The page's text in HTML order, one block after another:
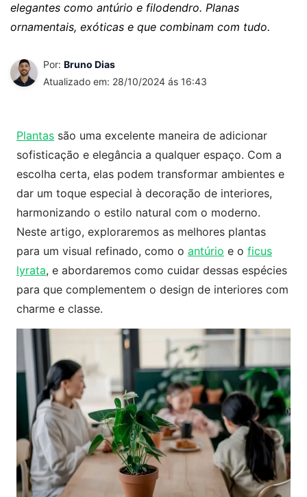
elegantes como antúrio e filodendro. Planas
ornamentais, exóticas e que combinam com tudo.
Por: Bruno Dias
Atualizado em: 28/10/2024 ás 16:43
Plantas são uma excelente maneira de adicionar
sofisticação e elegância a qualquer espaço. Com a
escolha certa, elas podem transformar ambientes e
dar um toque especial à decoração de interiores,
harmonizando o estilo natural com o moderno.
Neste artigo, exploraremos as melhores plantas
para um visual refinado, como o antúrio e o ficus
lyrata, e abordaremos como cuidar dessas espécies
para que complementem o design de interiores com
charme e classe.